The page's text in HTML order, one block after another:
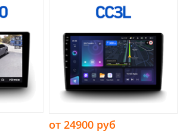
от 24900 руб